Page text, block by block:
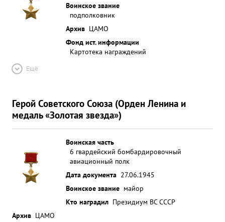
Воинское звание
подполковник
Архив ЦАМО
Фонд ист. информации
Картотека награждений
Ещё
Герой Советского Союза (Орден Ленина и
медаль «Золотая звезда»)
Воинская часть
6 гвардейский бомбардировочный
авиационный полк
Дата документа 27.06.1945
Воинское звание майор
Кто наградил Президиум ВС СССР
Архив ЦАМО